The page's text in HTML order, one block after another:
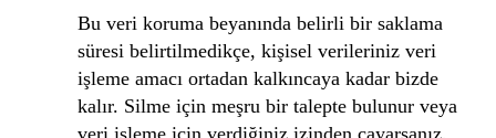
Bu veri koruma beyanında belirli bir saklama
süresi belirtilmedikçe, kişisel verileriniz veri
işleme amacı ortadan kalkıncaya kadar bizde
kalır. Silme için meşru bir talepte bulunur veya
veri işleme için verdiğiniz izinden cayarsanız,